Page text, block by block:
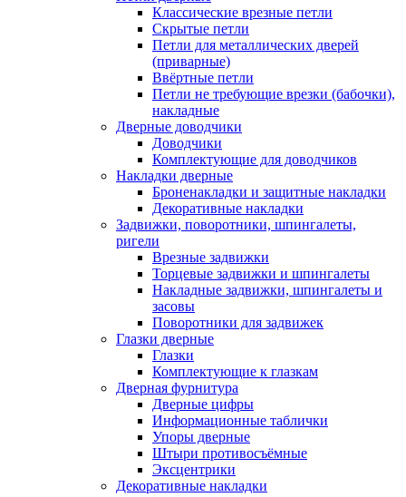
Классические врезные петли
Скрытые петли
Петли для металлических дверей
(приварные)
Ввёртные петли
Петли не требующие врезки (бабочки),
накладные
Дверные доводчики
Доводчики
Комплектующие для доводчиков
Накладки дверные
Броненакладки и защитные накладки
Декоративные накладки
Задвижки, поворотники, шпингалеты,
ригели
Врезные задвижки
Торцевые задвижки и шпингалеты
Накладные задвижки, шпингалеты и
засовы
Поворотники для задвижек
Глазки дверные
Глазки
Комплектующие к глазкам
Дверная фурнитура
Дверные цифры
Информационные таблички
Упоры дверные
Штыри противосъёмные
Эксцентрики
Декоративные накладки